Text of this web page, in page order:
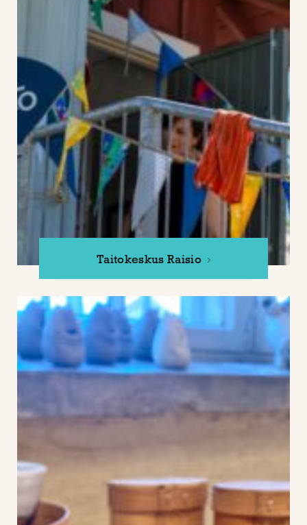
Taitokeskus Raisio